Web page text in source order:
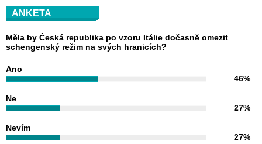
ANKETA
Měla by Česká republika po vzoru Itálie dočasně omezit
schengenský režim na svých hranicích?
Ano
46%
Ne
27%
Nevím
27%